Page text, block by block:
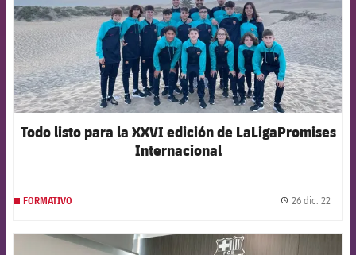
Todo listo para la XXVI edición de LaLigaPromises
Internacional
FORMATIVO 26 dic. 22
FCB Barcelona badge